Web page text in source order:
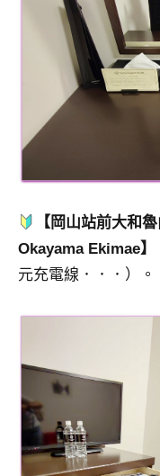
【岡山站前大和
Okayama Ekimae】
元充電線．．．）。